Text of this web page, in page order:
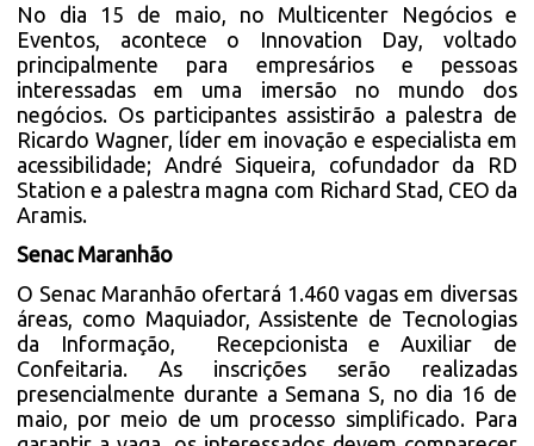
No dia 15 de maio, no Multicenter Negócios e
Eventos, acontece o Innovation Day, voltado
principalmente para empresários e pessoas
interessadas em uma imersão no mundo dos
negócios. Os participantes assistirão a palestra de
Ricardo Wagner, líder em inovação e especialista em
acessibilidade; André Siqueira, cofundador da RD
Station e a palestra magna com Richard Stad, CEO da
Aramis.
Senac Maranhão
O Senac Maranhão ofertará 1.460 vagas em diversas
áreas, como Maquiador, Assistente de Tecnologias
da Informação, Recepcionista e Auxiliar de
Confeitaria. As inscrições serão realizadas
presencialmente durante a Semana S, no dia 16 de
maio, por meio de um processo simplificado. Para